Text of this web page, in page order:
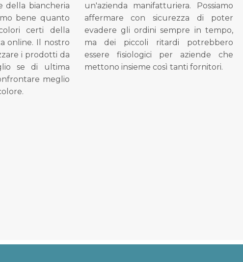
della biancheria
bene quanto
certi della
online. Il nostro
i prodotti da
se di ultima
meglio
un'azienda manifatturiera. Possiamo
affermare con sicurezza di poter
evadere gli ordini sempre in tempo,
ma dei piccoli ritardi potrebbero
essere fisiologici per aziende che
mettono insieme così tanti fornitori.